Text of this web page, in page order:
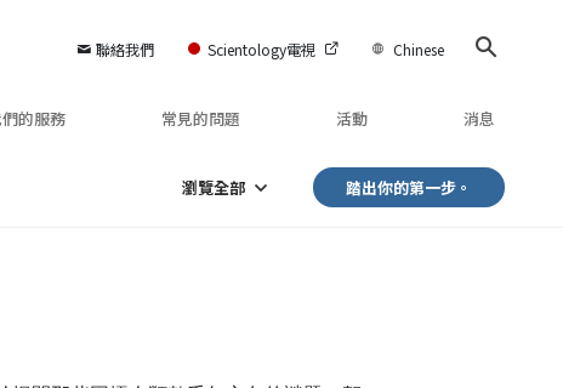
聯絡我們 Scientology電視 Chinese
的服務 常見的問題 活動 消息
瀏覽全部 踏出你的第一步。